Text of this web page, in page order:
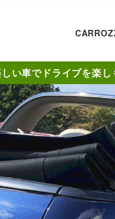
い車でドライブを楽し